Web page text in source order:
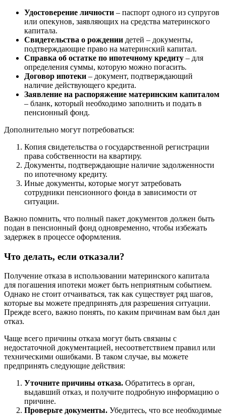
Удостоверение личности – паспорт одного из супругов
или опекунов, заявляющих на средства материнского
капитала.
Свидетельства о рождении детей – документы,
подтверждающие право на материнский капитал.
Справка об остатке по ипотечному кредиту – для
определения суммы, которую можно погасить.
Договор ипотеки – документ, подтверждающий
наличие действующего кредита.
Заявление на распоряжение материнским капиталом
– бланк, который необходимо заполнить и подать в
пенсионный фонд.
Дополнительно могут потребоваться:
Копия свидетельства о государственной регистрации
права собственности на квартиру.
Документы, подтверждающие наличие задолженности
по ипотечному кредиту.
Иные документы, которые могут затребовать
сотрудники пенсионного фонда в зависимости от
ситуации.
Важно помнить, что полный пакет документов должен быть
подан в пенсионный фонд одновременно, чтобы избежать
задержек в процессе оформления.
Что делать, если отказали?
Получение отказа в использовании материнского капитала
для погашения ипотеки может быть неприятным событием.
Однако не стоит отчаиваться, так как существует ряд шагов,
которые вы можете предпринять для разрешения ситуации.
Прежде всего, важно понять, по каким причинам вам был дан
отказ.
Чаще всего причины отказа могут быть связаны с
недостаточной документацией, несоответствием правил или
техническими ошибками. В таком случае, вы можете
предпринять следующие действия:
Уточните причины отказа. Обратитесь в орган,
выдавший отказ, и получите подробную информацию о
причине.
Проверьте документы. Убедитесь, что все необходимые